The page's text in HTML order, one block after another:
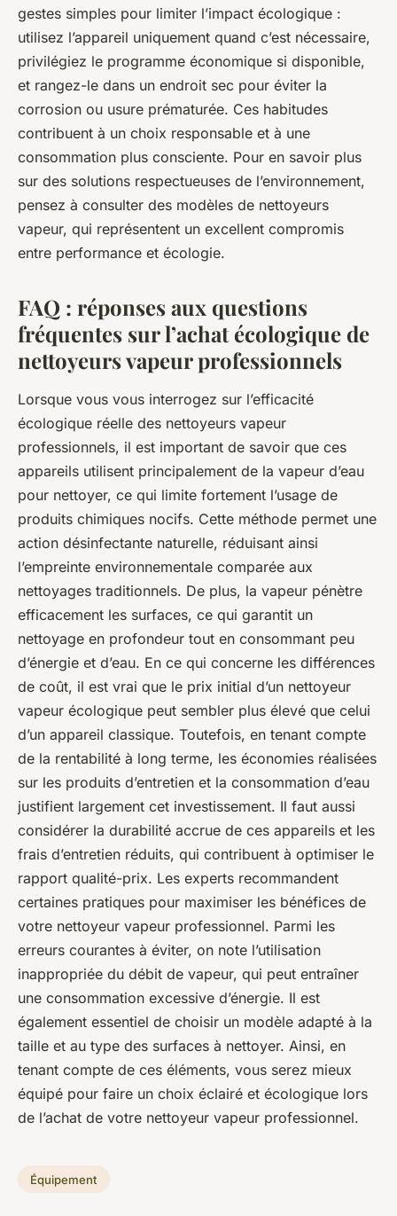
gestes simples pour limiter l’impact écologique :
utilisez l’appareil uniquement quand c’est nécessaire,
privilégiez le programme économique si disponible,
et rangez-le dans un endroit sec pour éviter la
corrosion ou usure prématurée. Ces habitudes
contribuent à un choix responsable et à une
consommation plus consciente. Pour en savoir plus
sur des solutions respectueuses de l’environnement,
pensez à consulter des modèles de nettoyeurs
vapeur, qui représentent un excellent compromis
entre performance et écologie.
FAQ : réponses aux questions
fréquentes sur l’achat écologique de
nettoyeurs vapeur professionnels
Lorsque vous vous interrogez sur l’efficacité
écologique réelle des nettoyeurs vapeur
professionnels, il est important de savoir que ces
appareils utilisent principalement de la vapeur d’eau
pour nettoyer, ce qui limite fortement l’usage de
produits chimiques nocifs. Cette méthode permet une
action désinfectante naturelle, réduisant ainsi
l’empreinte environnementale comparée aux
nettoyages traditionnels. De plus, la vapeur pénètre
efficacement les surfaces, ce qui garantit un
nettoyage en profondeur tout en consommant peu
d’énergie et d’eau. En ce qui concerne les différences
de coût, il est vrai que le prix initial d’un nettoyeur
vapeur écologique peut sembler plus élevé que celui
d’un appareil classique. Toutefois, en tenant compte
de la rentabilité à long terme, les économies réalisées
sur les produits d’entretien et la consommation d’eau
justifient largement cet investissement. Il faut aussi
considérer la durabilité accrue de ces appareils et les
frais d’entretien réduits, qui contribuent à optimiser le
rapport qualité-prix. Les experts recommandent
certaines pratiques pour maximiser les bénéfices de
votre nettoyeur vapeur professionnel. Parmi les
erreurs courantes à éviter, on note l’utilisation
inappropriée du débit de vapeur, qui peut entraîner
une consommation excessive d’énergie. Il est
également essentiel de choisir un modèle adapté à la
taille et au type des surfaces à nettoyer. Ainsi, en
tenant compte de ces éléments, vous serez mieux
équipé pour faire un choix éclairé et écologique lors
de l’achat de votre nettoyeur vapeur professionnel.
Équipement